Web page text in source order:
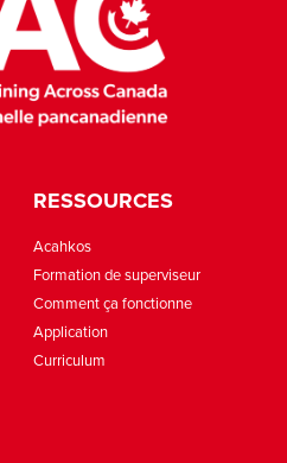
RESSOURCES
Acahkos
Formation de superviseur
Comment ça fonctionne
Application
Curriculum